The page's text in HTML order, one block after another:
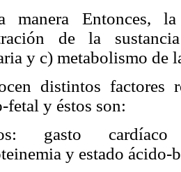
manera Entonces,
de la
y c) metabolismo de
distintos factores
fetal y éstos son:
gasto cardíaco
y estado ácido-